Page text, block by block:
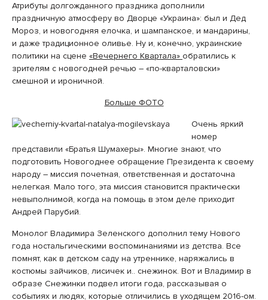
Атрибуты долгожданного праздника дополнили
праздничную атмосферу во Дворце «Украина»: был и Дед
Мороз, и новогодняя елочка, и шампанское, и мандарины,
и даже традиционное оливье. Ну и, конечно, украинские
политики на сцене «Вечернего Квартала» обратились к
зрителям с новогодней речью – «по-кварталовски»
смешной и ироничной.
Больше ФОТО
Очень яркий
номер
представили «Братья Шумахеры». Многие знают, что
подготовить Новогоднее обращение Президента к своему
народу – миссия почетная, ответственная и достаточна
нелегкая. Мало того, эта миссия становится практически
невыполнимой, когда на помощь в этом деле приходит
Андрей Парубий.
Монолог Владимира Зеленского дополнил тему Нового
года ностальгическими воспоминаниями из детства. Все
помнят, как в детском саду на утреннике, наряжались в
костюмы зайчиков, лисичек и.. снежинок. Вот и Владимир в
образе Снежинки подвел итоги года, рассказывая о
событиях и людях, которые отличились в уходящем 2016-ом.